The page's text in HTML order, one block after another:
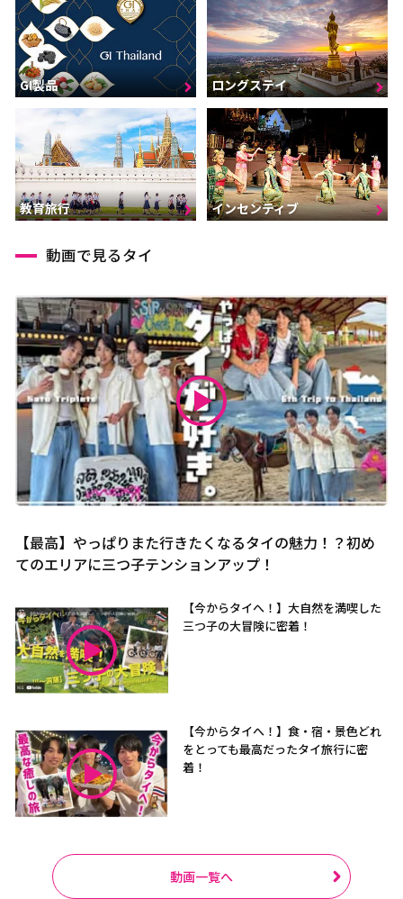
GI製品 ロングステイ
教育旅行 インセンティブ
動画で見るタイ
【最高】やっぱりまた行きたくなるタイの魅力！？初め
てのエリアに三つ子テンションアップ！
【今からタイへ！】大自然を満喫した
三つ子の大冒険に密着！
【今からタイへ！】食・宿・景色どれ
をとっても最高だったタイ旅行に密
着！
動画一覧へ